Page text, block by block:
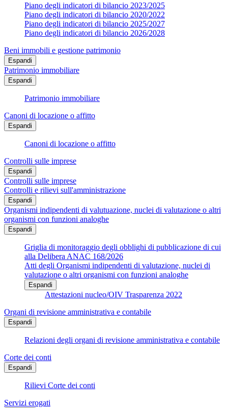
Piano degli indicatori di bilancio 2023/2025
Piano degli indicatori di bilancio 2020/2022
Piano degli indicatori di bilancio 2025/2027
Piano degli indicatori di bilancio 2026/2028
Beni immobili e gestione patrimonio
Espandi
Patrimonio immobiliare
Espandi
Patrimonio immobiliare
Canoni di locazione o affitto
Espandi
Canoni di locazione o affitto
Controlli sulle imprese
Espandi
Controlli sulle imprese
Controlli e rilievi sull'amministrazione
Espandi
Organismi indipendenti di valutuazione, nuclei di valutazione o altri
organismi con funzioni analoghe
Espandi
Griglia di monitoraggio degli obblighi di pubblicazione di cui
alla Delibera ANAC 168/2026
Atti degli Organismi indipendenti di valutazione, nuclei di
valutazione o altri organismi con funzioni analoghe
Espandi
Attestazioni nucleo/OIV Trasparenza 2022
Organi di revisione amministrativa e contabile
Espandi
Relazioni degli organi di revisione amministrativa e contabile
Corte dei conti
Espandi
Rilievi Corte dei conti
Servizi erogati